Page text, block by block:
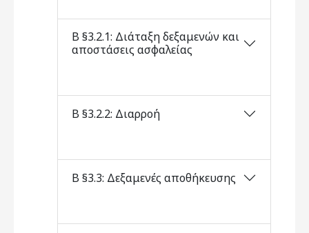
Β §3.2.1: Διάταξη δεξαμενών και
αποστάσεις ασφαλείας
Β §3.2.2: Διαρροή
Β §3.3: Δεξαμενές αποθήκευσης